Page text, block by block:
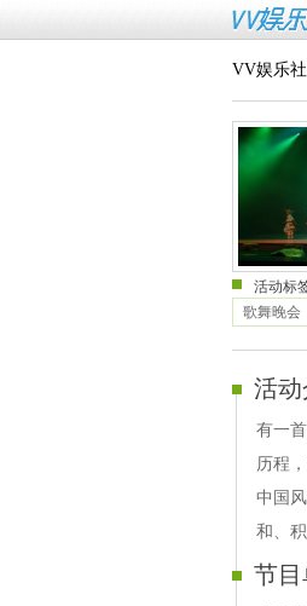
VV娱乐
活动标
歌舞晚会
活动
有一
历程
中国
和、
节目